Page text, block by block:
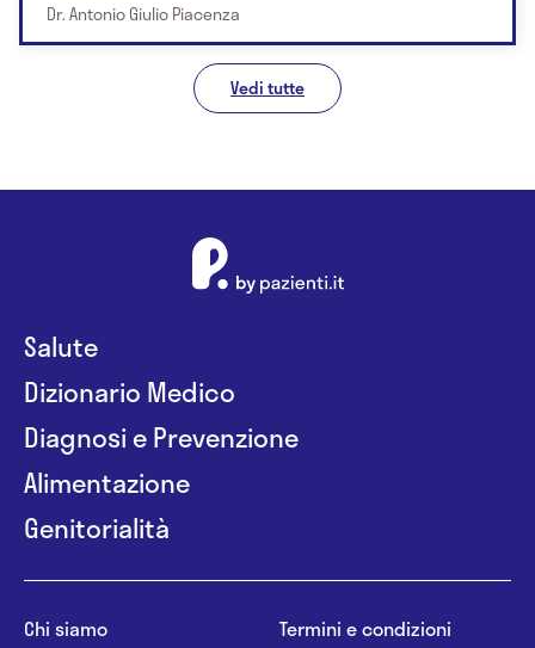
Dr. Antonio Giulio Piacenza
Vedi tutte
Salute
Dizionario Medico
Diagnosi e Prevenzione
Alimentazione
Genitorialità
Chi siamo
Termini e condizioni